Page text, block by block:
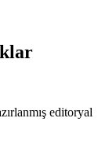
editoryal